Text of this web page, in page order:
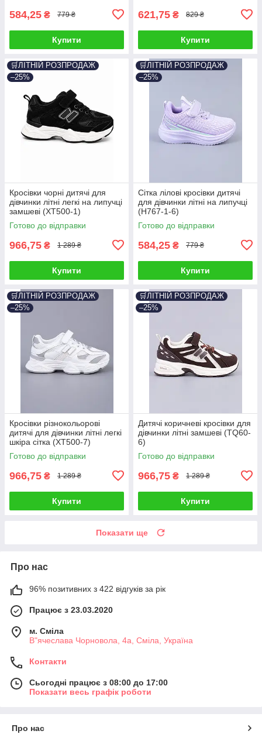
584,25 ₴ 779 ₴
Купити
621,75 ₴ 829 ₴
Купити
🛒ЛІТНІЙ РОЗПРОДАЖ
–25%
Кросівки чорні дитячі для
дівчинки літні легкі на липучці
замшеві (XT500-1)
Готово до відправки
966,75 ₴ 1 289 ₴
Купити
🛒ЛІТНІЙ РОЗПРОДАЖ
–25%
Сітка лілові кросівки дитячі
для дівчинки літні на липучці
(H767-1-6)
Готово до відправки
584,25 ₴ 779 ₴
Купити
🛒ЛІТНІЙ РОЗПРОДАЖ
–25%
Кросівки різнокольорові
дитячі для дівчинки літні легкі
шкіра сітка (XT500-7)
Готово до відправки
966,75 ₴ 1 289 ₴
Купити
🛒ЛІТНІЙ РОЗПРОДАЖ
–25%
Дитячі коричневі кросівки для
дівчинки літні замшеві (TQ60-
6)
Готово до відправки
966,75 ₴ 1 289 ₴
Купити
Показати ще
Про нас
96% позитивних з 422 відгуків за рік
Працює з 23.03.2020
м. Сміла
В"ячеслава Чорновола, 4а, Сміла, Україна
Контакти
Сьогодні працює з 08:00 до 17:00
Показати весь графік роботи
Про нас